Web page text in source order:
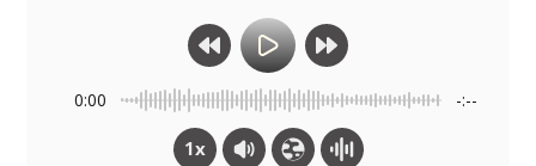
0:00 -:--
1x